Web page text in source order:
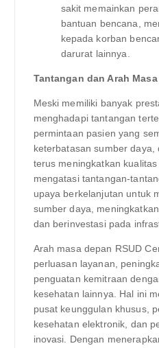
sakit memainkan
bantuan bencana,
kepada korban
darurat lainnya.
Tantangan dan Arah
Meski memiliki banyak
menghadapi tantangan
permintaan pasien yang
keterbatasan sumber
terus meningkatkan
mengatasi tantangan-
upaya berkelanjutan untuk
sumber daya,
dan berinvestasi pada
Arah masa depan RSUD
perluasan layanan,
penguatan kemitraan
kesehatan lainnya. Hal ini
pusat keunggulan khusus,
kesehatan elektronik, dan
inovasi. Dengan